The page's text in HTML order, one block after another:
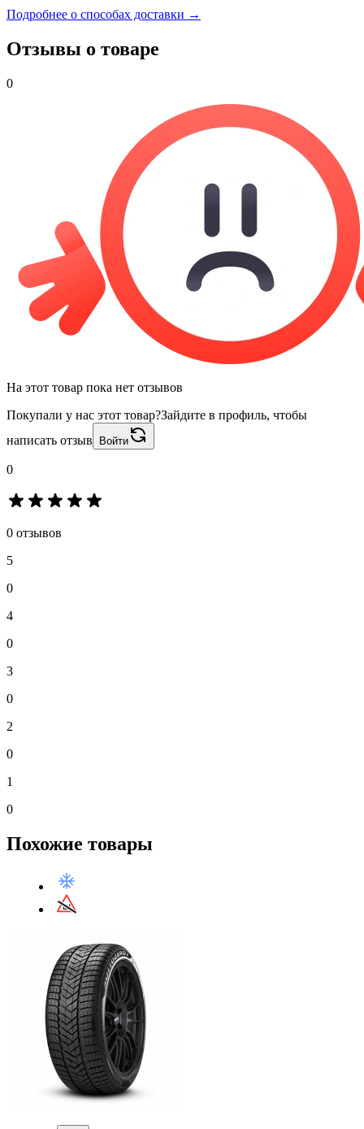
Подробнее о способах доставки →
Отзывы о товаре
0
На этот товар пока нет отзывов
Покупали у нас этот товар?Зайдите в профиль, чтобы
написать отзыв
Войти
0
0 отзывов
5
0
4
0
3
0
2
0
1
0
Похожие товары